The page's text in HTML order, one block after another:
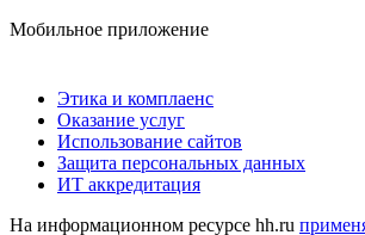
Мобильное приложение
Этика и комплаенс
Оказание услуг
Использование сайтов
Защита персональных данных
ИТ аккредитация
На информационном ресурсе hh.ru